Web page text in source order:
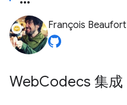
François Beaufort
WebCodecs 集成